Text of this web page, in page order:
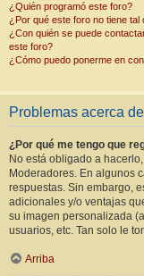
¿Quién programó este foro?
¿Por qué este foro no tiene tal
¿Con quién se puede
este foro?
¿Cómo puedo ponerme en
Problemas acerca
¿Por qué me tengo que
No está obligado a
Moderadores. En algunos
respuestas. Sin embargo,
adicionales y/o ventajas
su imagen personalizada
usuarios, etc. Tan solo le
Arriba